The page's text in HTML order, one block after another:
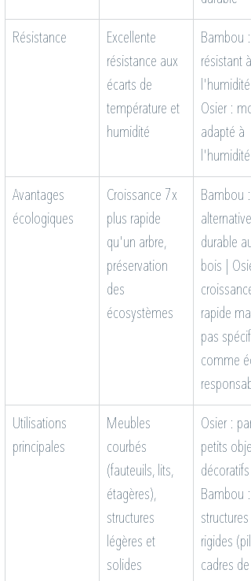
Résistance
Excellente
résistance aux
écarts de
température et
humidité
Bambou :
résistant à
l'humidité
Osier :
adapté à
l'humidité
Avantages
écologiques
Croissance 7x
plus rapide
qu'un arbre,
préservation
des
écosystèmes
Bambou :
alternative
durable au
bois |
croissance
rapide
pas
comme
Utilisations
principales
Meubles
courbés
(fauteuils, lits,
étagères),
structures
légères et
solides
Osier :
petits
décoratifs |
Bambou :
structures
rigides
cadres de